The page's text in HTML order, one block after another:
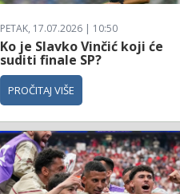
PETAK, 17.07.2026 | 10:50
Ko je Slavko Vinčić koji će
suditi finale SP?
PROČITAJ VIŠE